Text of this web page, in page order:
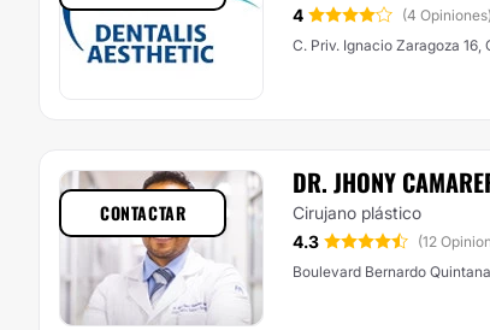
4
(4 Opiniones)
C. Priv. Ignacio Zaragoza
DR. JHONY
Cirujano plástico
4.3
(12
Boulevard Bernardo
CONTACTAR